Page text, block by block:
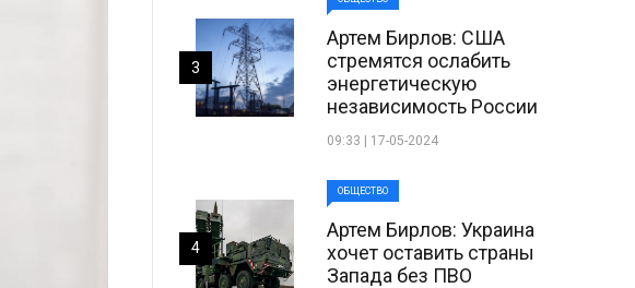
Артем Бирлов: США
стремятся ослабить
энергетическую
независимость России
09:33 | 17-05-2024
3
ОБЩЕСТВО
Артем Бирлов: Украина
хочет оставить страны
Запада без ПВО
4